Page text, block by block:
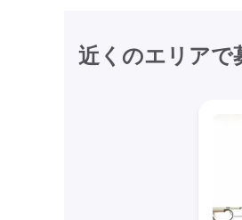
近くのエリアで